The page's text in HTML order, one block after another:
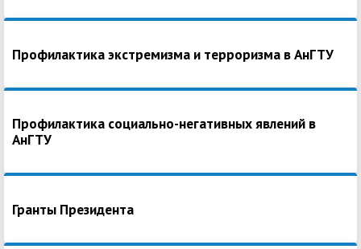
Профилактика экстремизма и терроризма в АнГТУ
Профилактика социально-негативных явлений в
АнГТУ
Гранты Президента